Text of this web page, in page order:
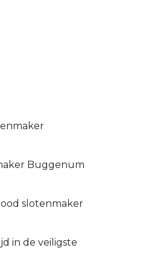
Buggenum
slotenmaker
in de veiligste